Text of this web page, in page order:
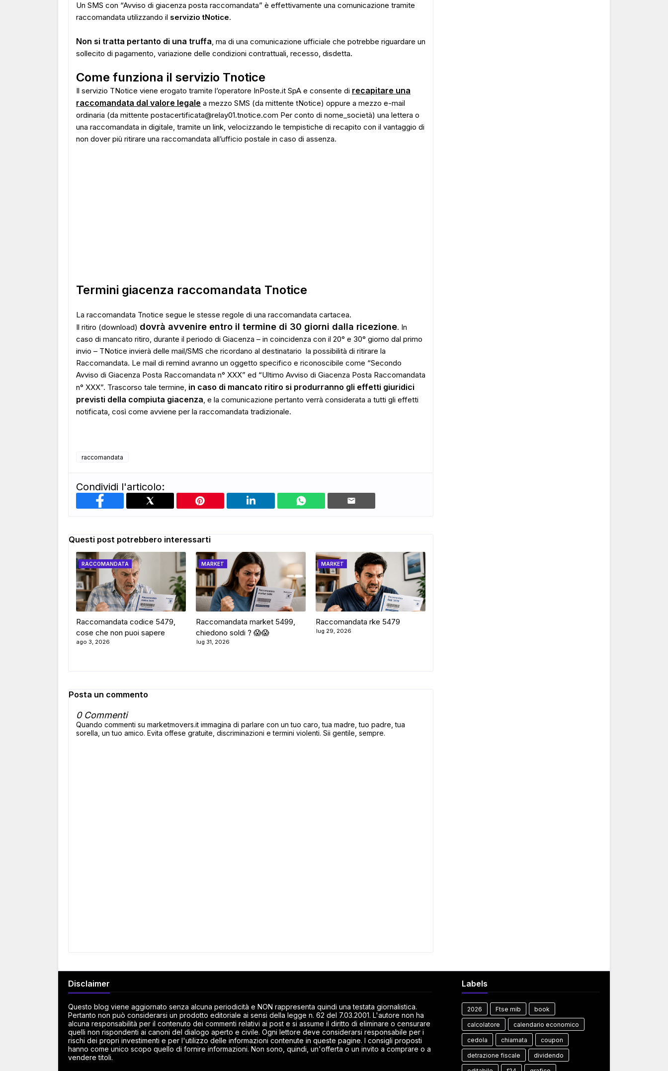
Un SMS con “Avviso di giacenza posta raccomandata” è effettivamente una comunicazione tramite
raccomandata utilizzando il servizio tNotice.
Non si tratta pertanto di una truffa, ma di una comunicazione ufficiale che potrebbe riguardare un
sollecito di pagamento, variazione delle condizioni contrattuali, recesso, disdetta.
Come funziona il servizio Tnotice
Il servizio TNotice viene erogato tramite l’operatore InPoste.it SpA e consente di recapitare una
raccomandata dal valore legale a mezzo SMS (da mittente tNotice) oppure a mezzo e-mail
ordinaria (da mittente postacertificata@relay01.tnotice.com Per conto di nome_società) una lettera o
una raccomandata in digitale, tramite un link, velocizzando le tempistiche di recapito con il vantaggio di
non dover più ritirare una raccomandata all’ufficio postale in caso di assenza.
Termini giacenza raccomandata Tnotice
La raccomandata Tnotice segue le stesse regole di una raccomandata cartacea.
Il ritiro (download) dovrà avvenire entro il termine di 30 giorni dalla ricezione. In
caso di mancato ritiro, durante il periodo di Giacenza – in coincidenza con il 20° e 30° giorno dal primo
invio – TNotice invierà delle mail/SMS che ricordano al destinatario la possibilità di ritirare la
Raccomandata. Le mail di remind avranno un oggetto specifico e riconoscibile come “Secondo
Avviso di Giacenza Posta Raccomandata n° XXX” ed “Ultimo Avviso di Giacenza Posta Raccomandata
n° XXX”. Trascorso tale termine, in caso di mancato ritiro si produrranno gli effetti giuridici
previsti della compiuta giacenza, e la comunicazione pertanto verrà considerata a tutti gli effetti
notificata, così come avviene per la raccomandata tradizionale.
raccomandata
Condividi l'articolo:
Questi post potrebbero interessarti
RACCOMANDATA
Raccomandata codice 5479,
cose che non puoi sapere
ago 3, 2026
MARKET
Raccomandata market 5499,
chiedono soldi ? 😱😱
lug 31, 2026
MARKET
Raccomandata rke 5479
lug 29, 2026
Posta un commento
0 Commenti
Quando commenti su marketmovers.it immagina di parlare con un tuo caro, tua madre, tuo padre, tua
sorella, un tuo amico. Evita offese gratuite, discriminazioni e termini violenti. Sii gentile, sempre.
Disclaimer
Questo blog viene aggiornato senza alcuna periodicità e NON rappresenta quindi una testata giornalistica.
Pertanto non può considerarsi un prodotto editoriale ai sensi della legge n. 62 del 7.03.2001. L'autore non ha
alcuna responsabilità per il contenuto dei commenti relativi ai post e si assume il diritto di eliminare o censurare
quelli non rispondenti ai canoni del dialogo aperto e civile. Ogni lettore deve considerarsi responsabile per i
rischi dei propri investimenti e per l'utilizzo delle informazioni contenute in queste pagine. I consigli proposti
hanno come unico scopo quello di fornire informazioni. Non sono, quindi, un'offerta o un invito a comprare o a
vendere titoli.
Labels
2026 Ftse mib book
calcolatore calendario economico
cedola chiamata coupon
detrazione fiscale dividendo